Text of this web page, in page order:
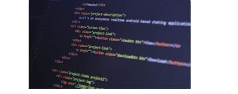
ПОЛЕЗНЫХ
ИНСТРУМЕНТОВ
ДЛЯ
РАБОТЫ